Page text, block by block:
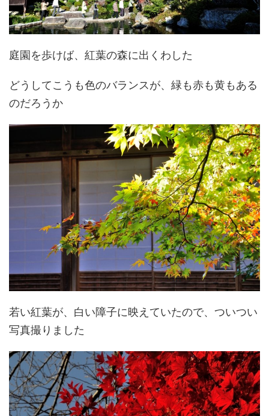
庭園を歩けば、紅葉の森に出くわした
どうしてこうも色のバランスが、緑も赤も黄もある
のだろうか
若い紅葉が、白い障子に映えていたので、ついつい
写真撮りました